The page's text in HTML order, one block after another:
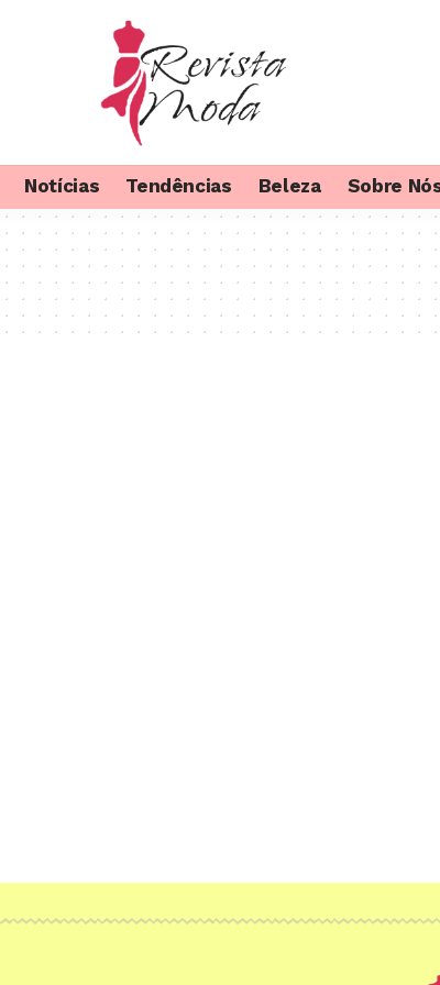
Notícias Tendências Beleza Sobre